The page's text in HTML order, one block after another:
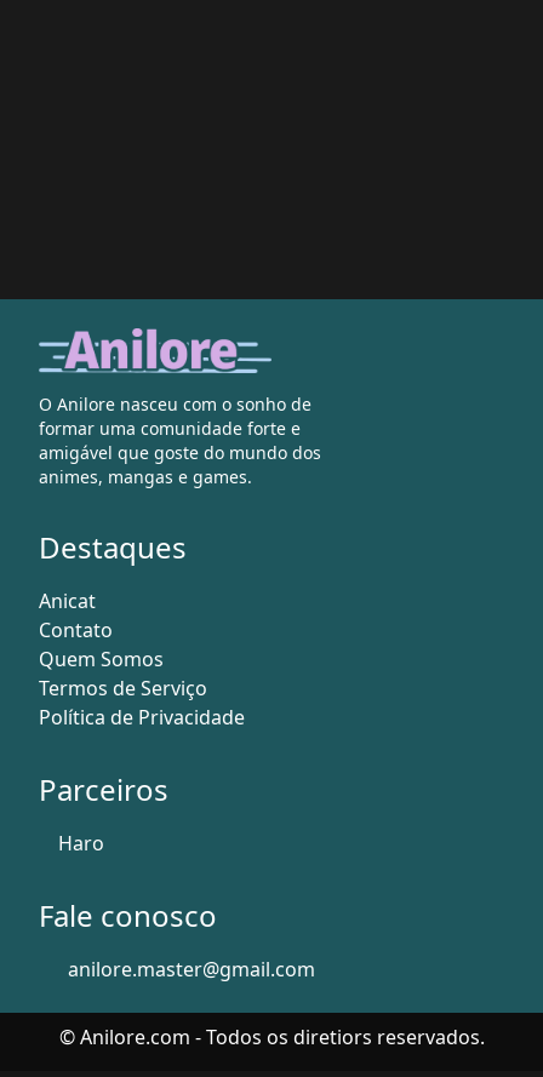
O Anilore nasceu com o sonho de
formar uma comunidade forte e
amigável que goste do mundo dos
animes, mangas e games.
Destaques
Anicat
Contato
Quem Somos
Termos de Serviço
Política de Privacidade
Parceiros
Haro
Fale conosco
anilore.master@gmail.com
© Anilore.com - Todos os diretiors reservados.